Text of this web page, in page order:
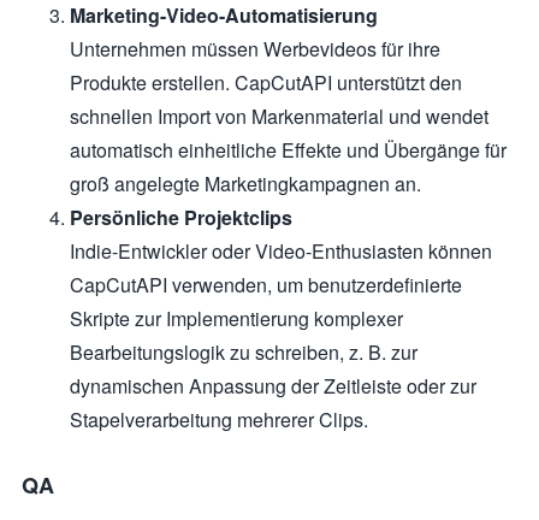
Marketing-Video-Automatisierung
Unternehmen müssen Werbevideos für ihre
Produkte erstellen. CapCutAPI unterstützt den
schnellen Import von Markenmaterial und wendet
automatisch einheitliche Effekte und Übergänge für
groß angelegte Marketingkampagnen an.
Persönliche Projektclips
Indie-Entwickler oder Video-Enthusiasten können
CapCutAPI verwenden, um benutzerdefinierte
Skripte zur Implementierung komplexer
Bearbeitungslogik zu schreiben, z. B. zur
dynamischen Anpassung der Zeitleiste oder zur
Stapelverarbeitung mehrerer Clips.
QA